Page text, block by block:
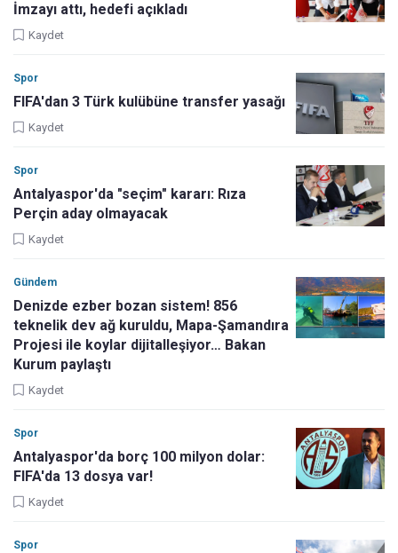
İmzayı attı, hedefi açıkladı
Kaydet
Spor
FIFA'dan 3 Türk kulübüne transfer yasağı
Kaydet
Spor
Antalyaspor'da "seçim" kararı: Rıza
Perçin aday olmayacak
Kaydet
Gündem
Denizde ezber bozan sistem! 856
teknelik dev ağ kuruldu, Mapa-Şamandıra
Projesi ile koylar dijitalleşiyor… Bakan
Kurum paylaştı
Kaydet
Spor
Antalyaspor'da borç 100 milyon dolar:
FIFA'da 13 dosya var!
Kaydet
Spor